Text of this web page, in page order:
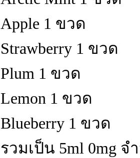
Apple 1 ขวด
Strawberry 1 ขวด
Plum 1 ขวด
Lemon 1 ขวด
Blueberry 1 ขวด
รวมเป็น 5ml 0mg